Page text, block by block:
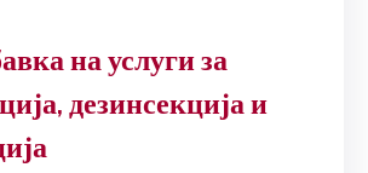
на услуги за
дезинсекција и